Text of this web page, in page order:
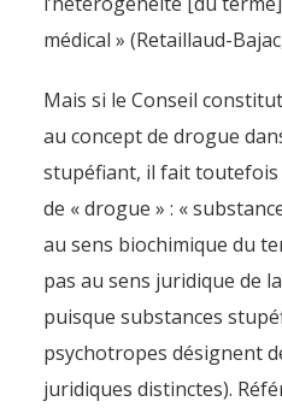
médical » (Retaillaud-
Mais si le Conseil
au concept de drogue
stupéfiant, il fait
de « drogue » : «
au sens biochimique du
pas au sens juridique de
puisque substances
psychotropes désignent
juridiques distinctes).